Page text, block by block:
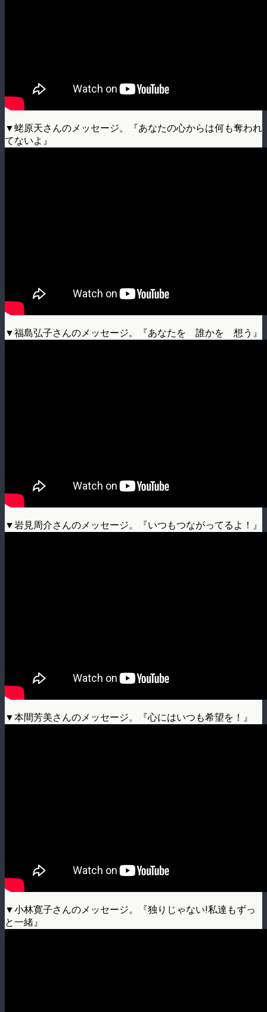
▼蛯原天さんのメッセージ。『あなたの心からは何も奪われ
てないよ』
▼福島弘子さんのメッセージ。『あなたを 誰かを 想う』
▼岩見周介さんのメッセージ。『いつもつながってるよ！』
▼本間芳美さんのメッセージ。『心にはいつも希望を！』
▼小林寛子さんのメッセージ。『独りじゃない!私達もずっ
と一緒』